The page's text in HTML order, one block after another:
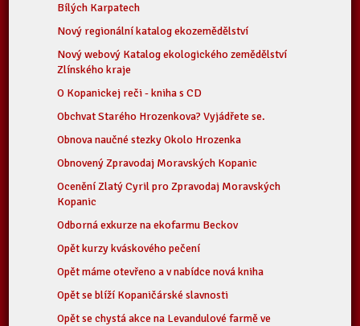
Bílých Karpatech
Nový regionální katalog ekozemědělství
Nový webový Katalog ekologického zemědělství
Zlínského kraje
O Kopanickej reči - kniha s CD
Obchvat Starého Hrozenkova? Vyjádřete se.
Obnova naučné stezky Okolo Hrozenka
Obnovený Zpravodaj Moravských Kopanic
Ocenění Zlatý Cyril pro Zpravodaj Moravských
Kopanic
Odborná exkurze na ekofarmu Beckov
Opět kurzy kváskového pečení
Opět máme otevřeno a v nabídce nová kniha
Opět se blíží Kopaničárské slavnosti
Opět se chystá akce na Levandulové farmě ve